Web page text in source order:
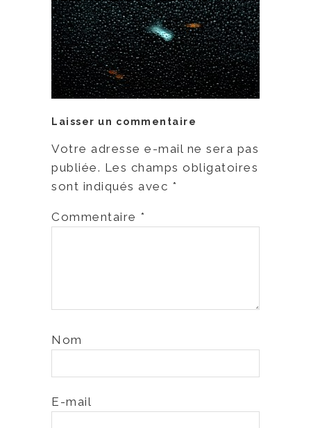
Laisser un commentaire
Votre adresse e-mail ne sera pas
publiée. Les champs obligatoires
sont indiqués avec *
Commentaire *
Nom
E-mail